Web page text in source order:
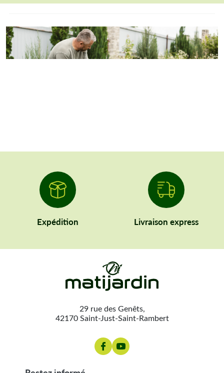
Expédition Livraison express
29 rue des Genêts,
42170 Saint-Just-Saint-Rambert